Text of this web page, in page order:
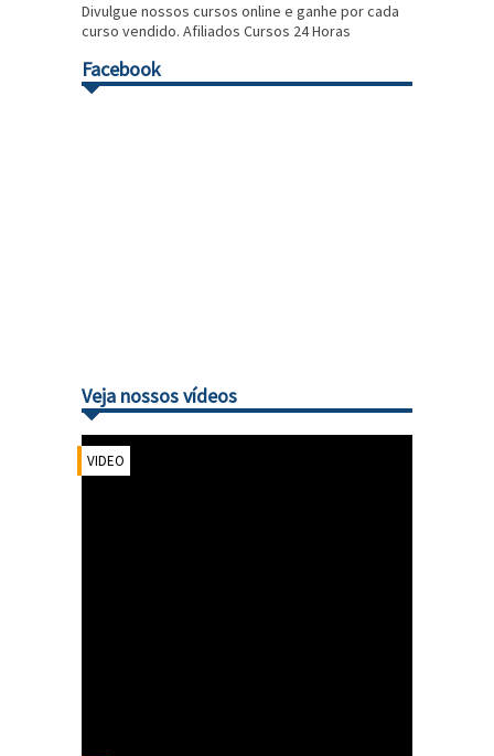
Divulgue nossos cursos online e ganhe por cada
curso vendido. Afiliados Cursos 24 Horas
Facebook
Veja nossos vídeos
VIDEO